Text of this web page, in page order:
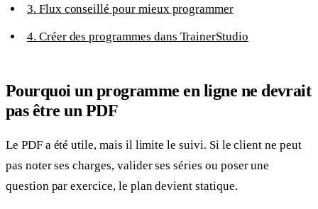
3. Flux conseillé pour mieux programmer
4. Créer des programmes dans TrainerStudio
Pourquoi un programme en ligne ne devrait
pas être un PDF
Le PDF a été utile, mais il limite le suivi. Si le client ne peut
pas noter ses charges, valider ses séries ou poser une
question par exercice, le plan devient statique.